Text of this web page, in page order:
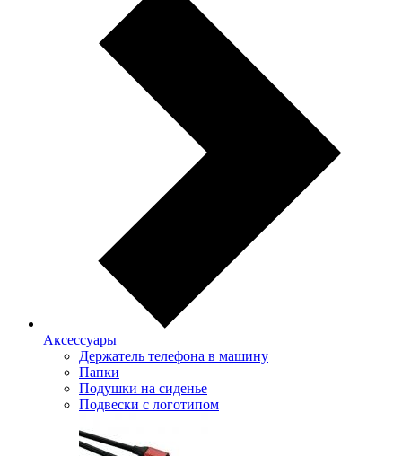
Аксессуары
Держатель телефона в машину
Папки
Подушки на сиденье
Подвески с логотипом